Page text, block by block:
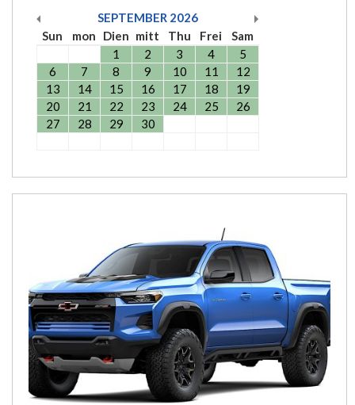
SEPTEMBER 2026
Sun
mon Dien mitt Thu Frei
Sam
1
2 3 4
5
6
7 8 9 10 11
12
13
14 15 16 17 18
19
20
21 22 23 24 25
26
27
28 29 30